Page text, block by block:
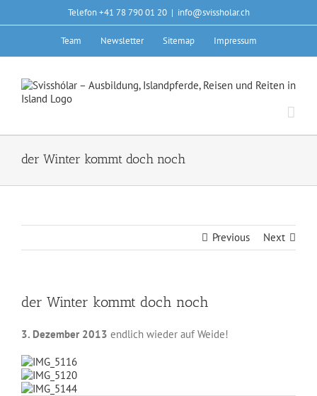
Telefon +41 78 790 01 20 | info@svissholar.ch
Team Newsletter Sitemap Impressum
der Winter kommt doch noch
Previous Next
der Winter kommt doch noch
3. Dezember 2013 endlich wieder auf Weide!